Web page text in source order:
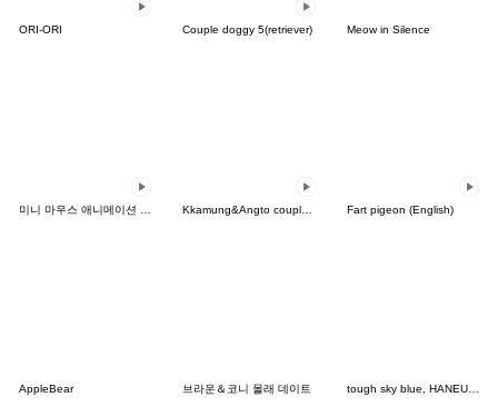
ORI-ORI Couple doggy 5(retriever) Meow in Silence
Fart pigeon (English)
AppleBear 브라운＆코니 몰래 데이트 tough sky blue, HANEUL 2